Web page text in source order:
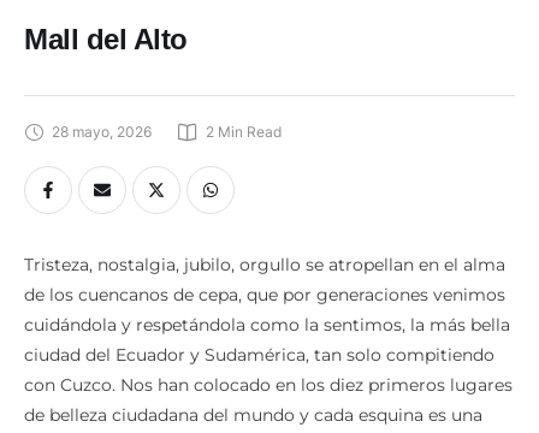
Mall del Alto
28 mayo, 2026 2 Min Read
Tristeza, nostalgia, jubilo, orgullo se atropellan en el alma
de los cuencanos de cepa, que por generaciones venimos
cuidándola y respetándola como la sentimos, la más bella
ciudad del Ecuador y Sudamérica, tan solo compitiendo
con Cuzco. Nos han colocado en los diez primeros lugares
de belleza ciudadana del mundo y cada esquina es una